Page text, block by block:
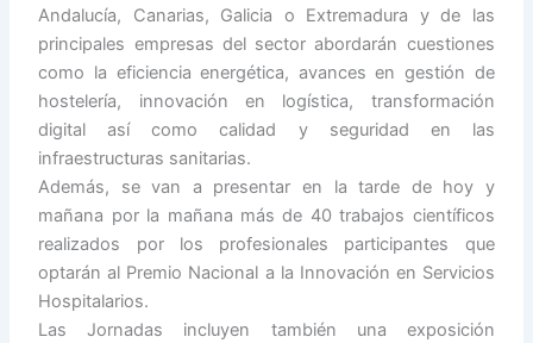
Andalucía, Canarias, Galicia o Extremadura y de las
principales empresas del sector abordarán cuestiones
como la eficiencia energética, avances en gestión de
hostelería, innovación en logística, transformación
digital así como calidad y seguridad en las
infraestructuras sanitarias.
Además, se van a presentar en la tarde de hoy y
mañana por la mañana más de 40 trabajos científicos
realizados por los profesionales participantes que
optarán al Premio Nacional a la Innovación en Servicios
Hospitalarios.
Las Jornadas incluyen también una exposición